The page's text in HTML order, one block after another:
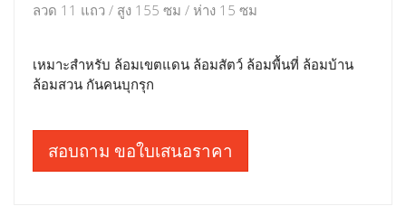
ลวด 11 แถว / สูง 155 ซม / ห่าง 15 ซม
เหมาะสำหรับ ล้อมเขตแดน ล้อมสัตว์ ล้อมพื้นที่ ล้อมบ้าน
ล้อมสวน กันคนบุกรุก
สอบถาม ขอใบเสนอราคา